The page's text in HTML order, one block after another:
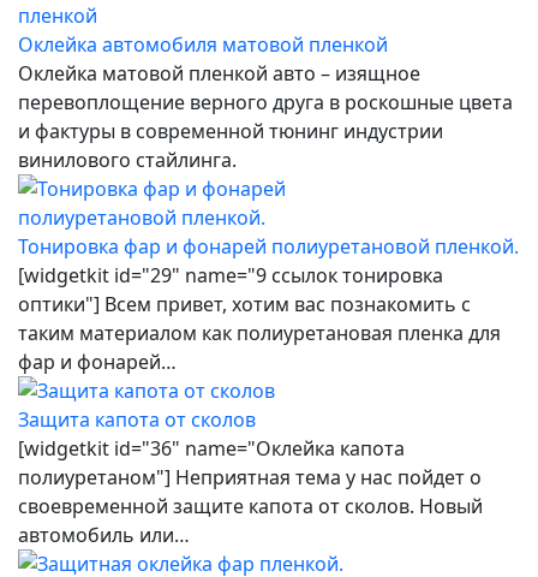
Оклейка автомобиля матовой пленкой
Оклейка матовой пленкой авто – изящное
перевоплощение верного друга в роскошные цвета
и фактуры в современной тюнинг индустрии
винилового стайлинга.
Тонировка фар и фонарей полиуретановой пленкой.
[widgetkit id="29" name="9 ссылок тонировка
оптики"] Всем привет, хотим вас познакомить с
таким материалом как полиуретановая пленка для
фар и фонарей…
Защита капота от сколов
[widgetkit id="36" name="Оклейка капота
полиуретаном"] Неприятная тема у нас пойдет о
своевременной защите капота от сколов. Новый
автомобиль или…